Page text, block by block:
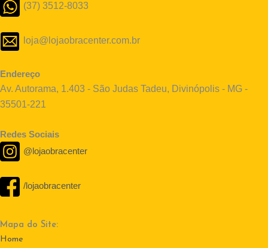
(37) 3512-8033
loja@lojaobracenter.com.br
Endereço
Av. Autorama, 1.403 - São Judas Tadeu, Divinópolis - MG -
35501-221
Redes Sociais
@lojaobracenter
/lojaobracenter
Mapa do Site:
Home